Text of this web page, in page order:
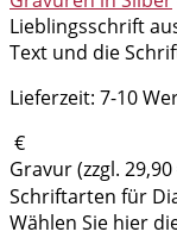
Lieblingsschrift
Text und die
Lieferzeit: 7-10
€
Gravur (zzgl. 29,90
Schriftarten für
Wählen Sie hier